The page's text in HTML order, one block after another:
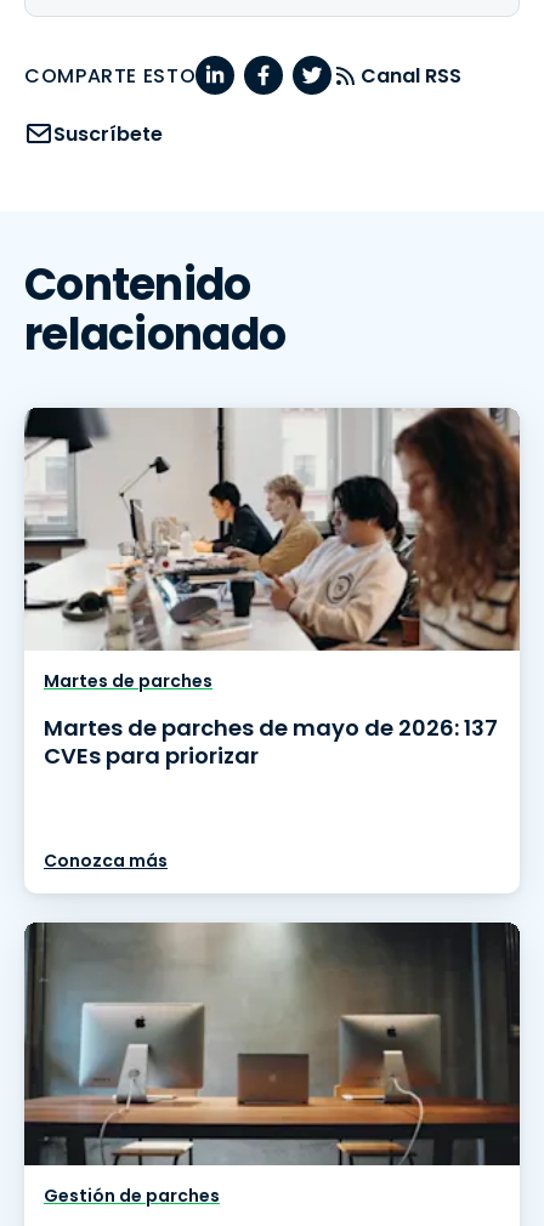
COMPARTE ESTO Canal RSS
Suscríbete
Contenido
relacionado
Martes de parches
Martes de parches de mayo de 2026: 137
CVEs para priorizar
Conozca más
Gestión de parches